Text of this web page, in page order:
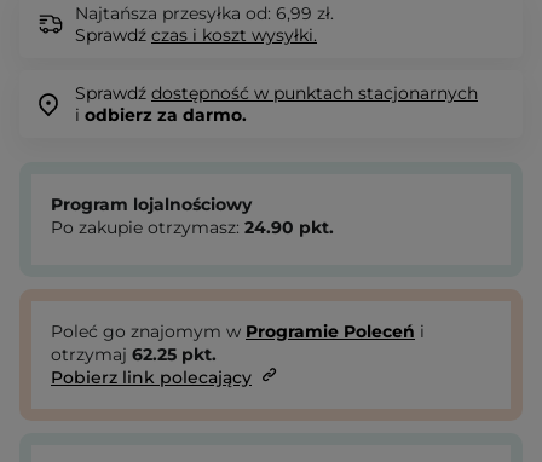
Najtańsza przesyłka od: 6,99 zł.
Sprawdź czas i koszt wysyłki.
Sprawdź dostępność w punktach stacjonarnych
i odbierz za darmo.
Program lojalnościowy
Po zakupie otrzymasz: 24.90 pkt.
Poleć go znajomym w Programie Poleceń i
otrzymaj 62.25 pkt.
Pobierz link polecający